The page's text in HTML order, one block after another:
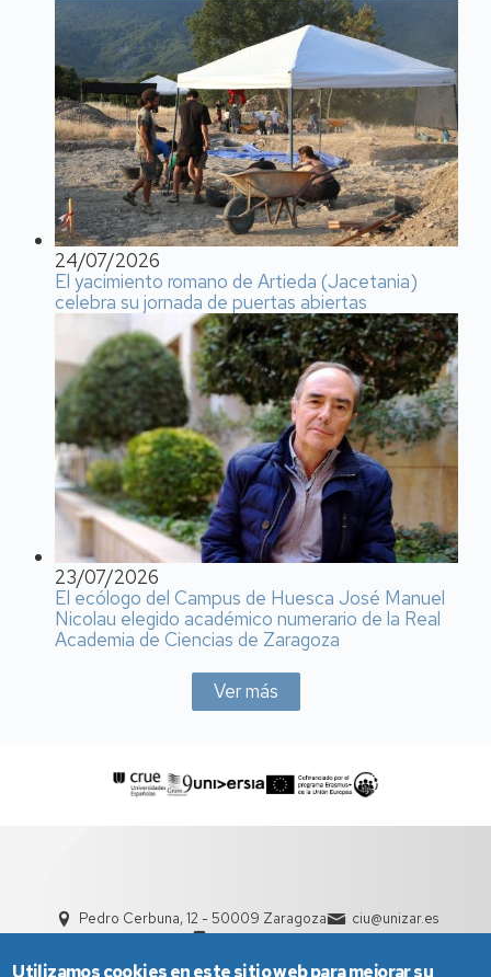
24/07/2026
El yacimiento romano de Artieda (Jacetania)
celebra su jornada de puertas abiertas
23/07/2026
El ecólogo del Campus de Huesca José Manuel
Nicolau elegido académico numerario de la Real
Academia de Ciencias de Zaragoza
Ver más
Pedro Cerbuna, 12 - 50009 Zaragoza
ciu@unizar.es
Utilizamos cookies en este sitio web para mejorar su